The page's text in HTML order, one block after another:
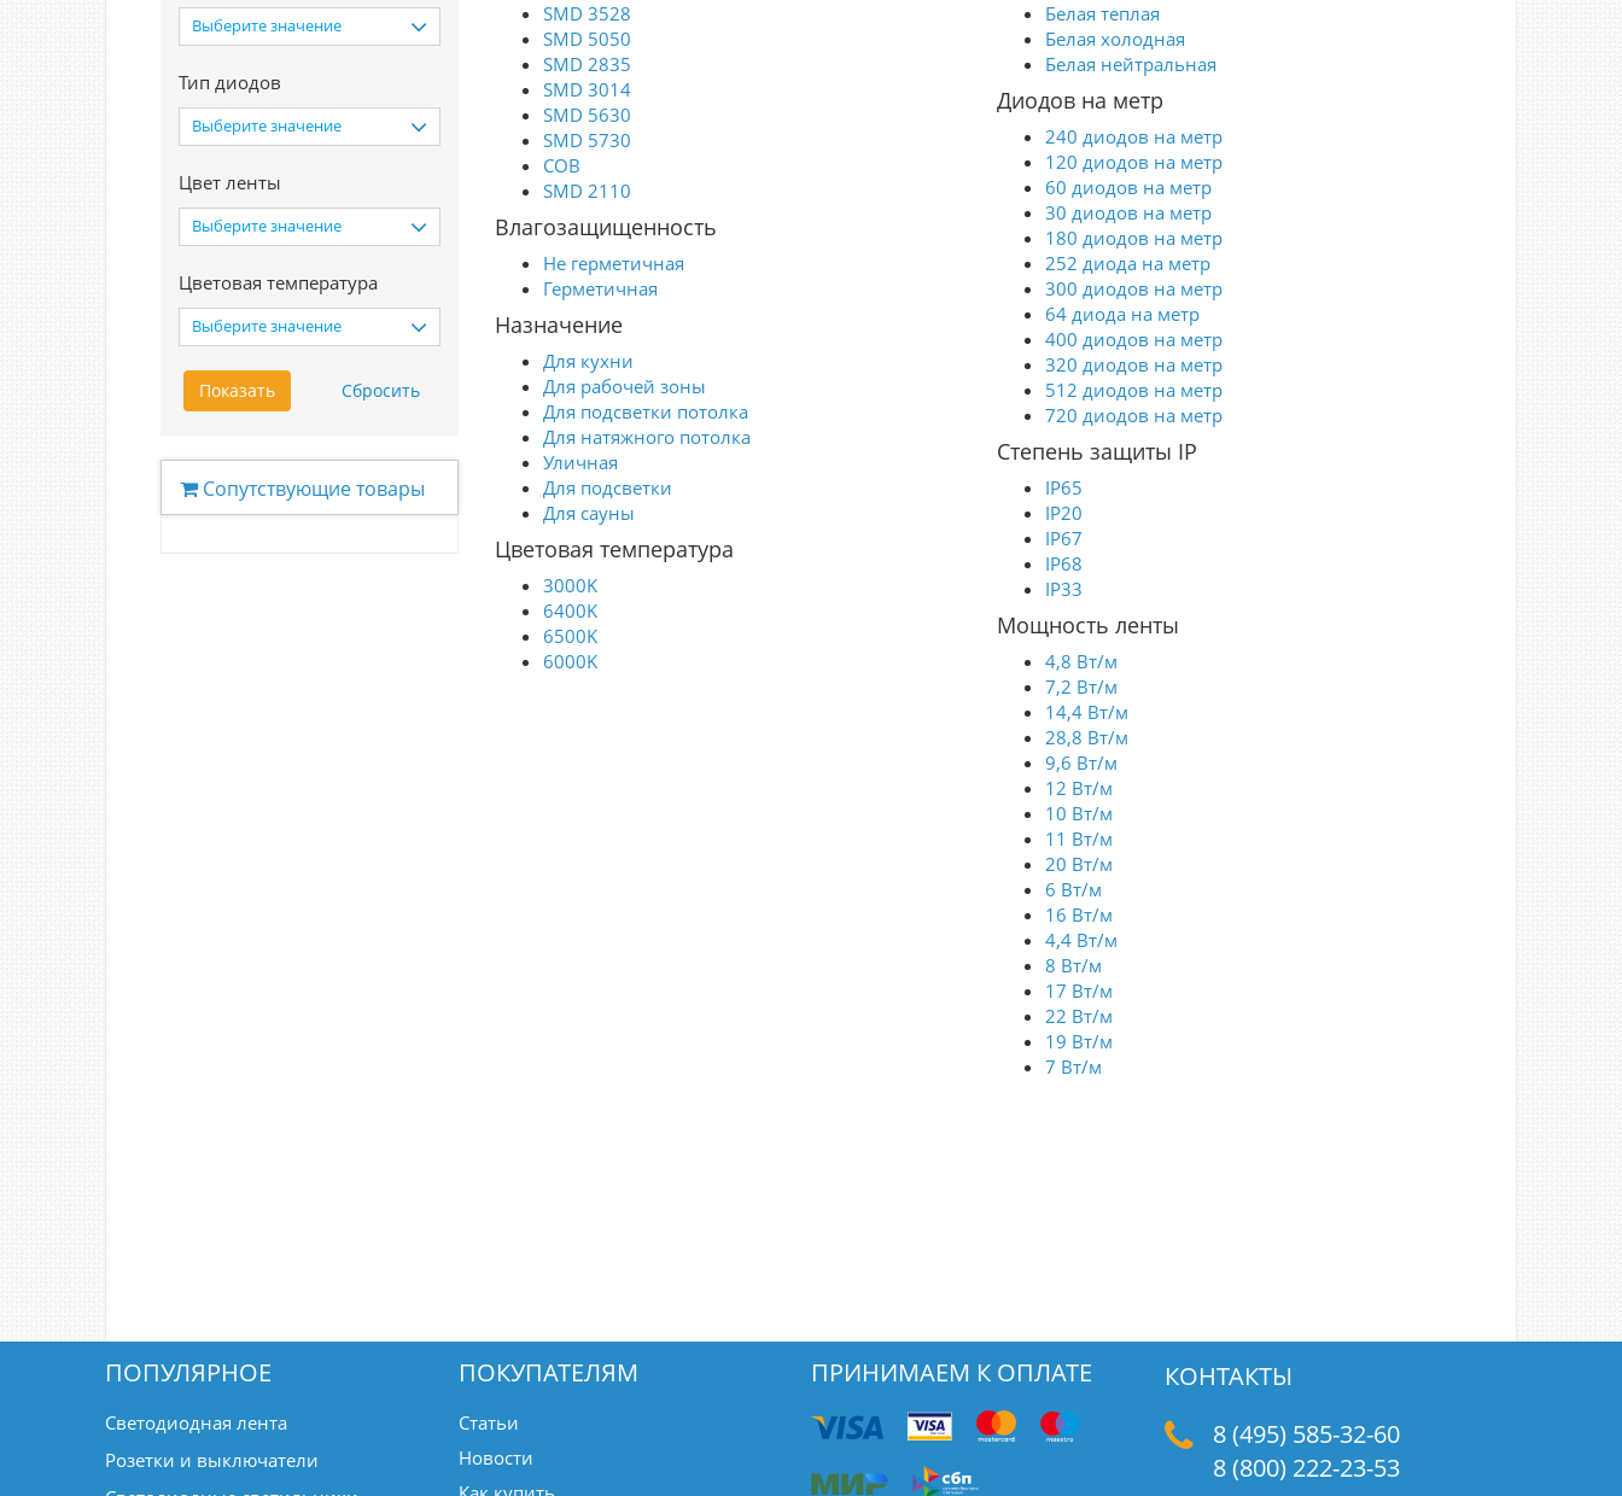
Выберите значение
Тип диодов
Выберите значение
Цвет ленты
Выберите значение
Цветовая температура
Выберите значение
Сопутствующие товары
SMD 3528
SMD 5050
SMD 2835
SMD 3014
SMD 5630
SMD 5730
COB
SMD 2110
Влагозащищенность
Не герметичная
Герметичная
Назначение
Для кухни
Для рабочей зоны
Для подсветки потолка
Для натяжного потолка
Уличная
Для подсветки
Для сауны
Цветовая температура
3000K
6400K
6500K
6000K
Белая теплая
Белая холодная
Белая нейтральная
Диодов на метр
240 диодов на метр
120 диодов на метр
60 диодов на метр
30 диодов на метр
180 диодов на метр
252 диода на метр
300 диодов на метр
64 диода на метр
400 диодов на метр
320 диодов на метр
512 диодов на метр
720 диодов на метр
Степень защиты IP
IP65
IP20
IP67
IP68
IP33
Мощность ленты
4,8 Вт/м
7,2 Вт/м
14,4 Вт/м
28,8 Вт/м
9,6 Вт/м
12 Вт/м
10 Вт/м
11 Вт/м
20 Вт/м
6 Вт/м
16 Вт/м
4,4 Вт/м
8 Вт/м
17 Вт/м
22 Вт/м
19 Вт/м
7 Вт/м
ПОПУЛЯРНОЕ
Светодиодная лента
Розетки и выключатели
ПОКУПАТЕЛЯМ
Статьи
Новости
ПРИНИМАЕМ К ОПЛАТЕ
КОНТАКТЫ
8 (495) 585-32-60
8 (800) 222-23-53